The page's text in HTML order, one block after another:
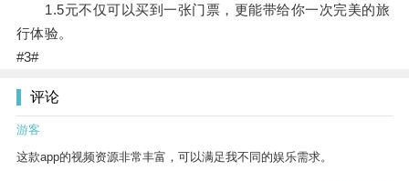
1.5元不仅可以买到一张门票，更能带给你一次完美的旅
行体验。
#3#
评论
游客
这款app的视频资源非常丰富，可以满足我不同的娱乐需求。